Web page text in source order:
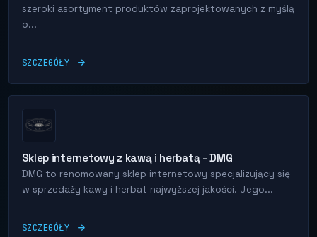
szeroki asortyment produktów zaprojektowanych z myślą
o...
SZCZEGÓŁY
Sklep internetowy z kawą i herbatą - DMG
DMG to renomowany sklep internetowy specjalizujący się
w sprzedaży kawy i herbat najwyższej jakości. Jego...
SZCZEGÓŁY